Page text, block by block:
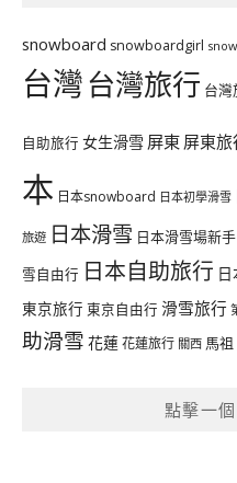
snowboard snowboardgirl
台灣台灣旅行 台灣
自助旅行 女生滑雪 屏東 屏東旅
本 日本snowboard 日本初學滑雪
旅遊 日本滑雪 日本滑雪場新手
雪自由行 日本自助旅行
東京旅行 東京自由行 滑雪旅行
助滑雪 花蓮花蓮旅行 關西 馬祖
點擊一